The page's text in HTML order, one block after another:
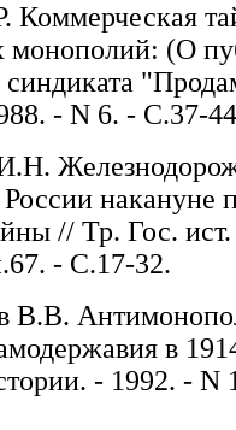
Коммерческая
монополий: (О
синдиката
- N 6. - С.37-
накануне
// Тр. Гос.
- С.17-32.
В.В.
в
- 1992. - N